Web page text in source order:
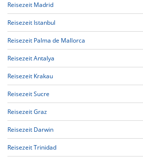
Reisezeit Madrid
Reisezeit Istanbul
Reisezeit Palma de Mallorca
Reisezeit Antalya
Reisezeit Krakau
Reisezeit Sucre
Reisezeit Graz
Reisezeit Darwin
Reisezeit Trinidad